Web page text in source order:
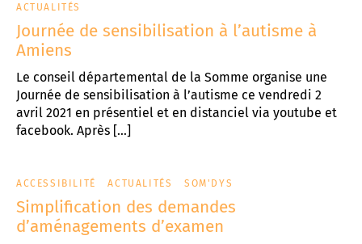
ACTUALITÉS
Journée de sensibilisation à l’autisme à
Amiens
Le conseil départemental de la Somme organise une
Journée de sensibilisation à l’autisme ce vendredi 2
avril 2021 en présentiel et en distanciel via youtube et
facebook. Après […]
ACCESSIBILITÉ ACTUALITÉS SOM'DYS
Simplification des demandes
d’aménagements d’examen